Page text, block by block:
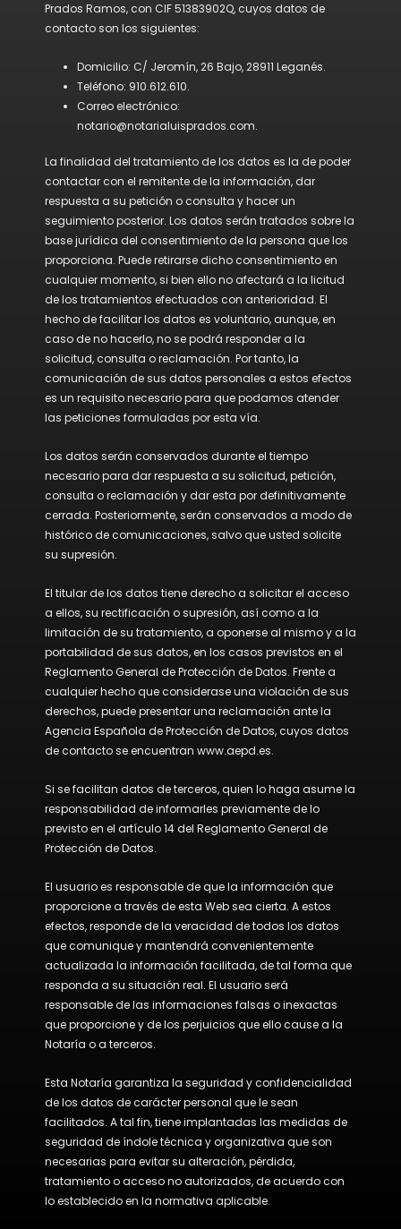
Prados Ramos, con CIF 51383902Q, cuyos datos de
contacto son los siguientes:
Domicilio: C/ Jeromín, 26 Bajo, 28911 Leganés.
Teléfono: 910.612.610.
Correo electrónico:
notario@notarialuisprados.com.
La finalidad del tratamiento de los datos es la de poder
contactar con el remitente de la información, dar
respuesta a su petición o consulta y hacer un
seguimiento posterior. Los datos serán tratados sobre la
base jurídica del consentimiento de la persona que los
proporciona. Puede retirarse dicho consentimiento en
cualquier momento, si bien ello no afectará a la licitud
de los tratamientos efectuados con anterioridad. El
hecho de facilitar los datos es voluntario, aunque, en
caso de no hacerlo, no se podrá responder a la
solicitud, consulta o reclamación. Por tanto, la
comunicación de sus datos personales a estos efectos
es un requisito necesario para que podamos atender
las peticiones formuladas por esta vía.
Los datos serán conservados durante el tiempo
necesario para dar respuesta a su solicitud, petición,
consulta o reclamación y dar esta por definitivamente
cerrada. Posteriormente, serán conservados a modo de
histórico de comunicaciones, salvo que usted solicite
su supresión.
El titular de los datos tiene derecho a solicitar el acceso
a ellos, su rectificación o supresión, así como a la
limitación de su tratamiento, a oponerse al mismo y a la
portabilidad de sus datos, en los casos previstos en el
Reglamento General de Protección de Datos. Frente a
cualquier hecho que considerase una violación de sus
derechos, puede presentar una reclamación ante la
Agencia Española de Protección de Datos, cuyos datos
de contacto se encuentran www.aepd.es.
Si se facilitan datos de terceros, quien lo haga asume la
responsabilidad de informarles previamente de lo
previsto en el artículo 14 del Reglamento General de
Protección de Datos.
El usuario es responsable de que la información que
proporcione a través de esta Web sea cierta. A estos
efectos, responde de la veracidad de todos los datos
que comunique y mantendrá convenientemente
actualizada la información facilitada, de tal forma que
responda a su situación real. El usuario será
responsable de las informaciones falsas o inexactas
que proporcione y de los perjuicios que ello cause a la
Notaría o a terceros.
Esta Notaría garantiza la seguridad y confidencialidad
de los datos de carácter personal que le sean
facilitados. A tal fin, tiene implantadas las medidas de
seguridad de índole técnica y organizativa que son
necesarias para evitar su alteración, pérdida,
tratamiento o acceso no autorizados, de acuerdo con
lo establecido en la normativa aplicable.